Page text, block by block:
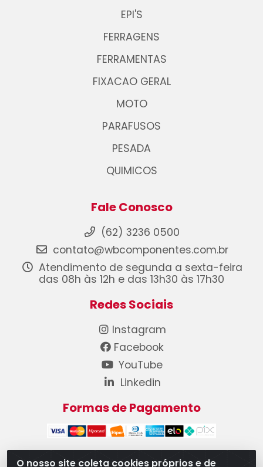
O nosso site coleta cookies próprios e de
EPI'S
FERRAGENS
FERRAMENTAS
FIXACAO GERAL
MOTO
PARAFUSOS
PESADA
QUIMICOS
Fale Conosco
(62) 3236 0500
contato@wbcomponentes.com.br
Atendimento de segunda a sexta-feira
das 08h às 12h e das 13h30 às 17h30
Redes Sociais
Instagram
Facebook
YouTube
Linkedin
Formas de Pagamento